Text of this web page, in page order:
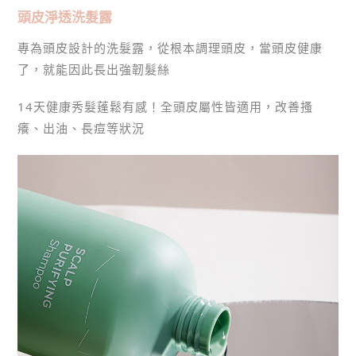
頭皮淨透洗髮露
專為頭皮設計的洗髮露，從根本調理頭皮，當頭皮健康
了，就能因此長出強韌髮絲
14天健康秀髮蓬鬆有感！全頭皮屬性皆適用，改善搔
癢、出油、長痘等狀況